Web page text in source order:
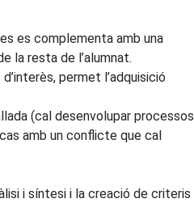
es complementa amb una
la resta de l’alumnat.
permet l’adquisició
(cal desenvolupar processos
amb un conflicte que cal
i síntesi i la creació de criteris